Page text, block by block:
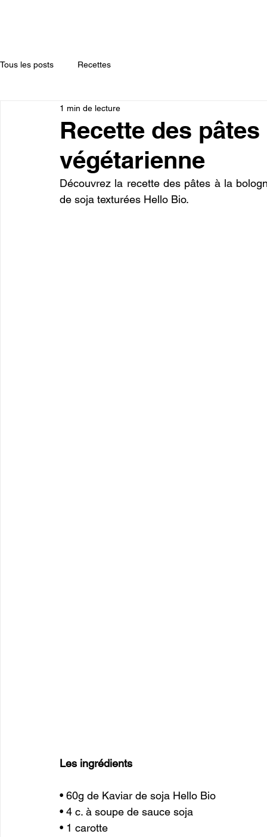
Tous les posts Recettes
Recette des
végétarienne
1 min de lecture
Découvrez la recette des pâtes à la
de soja texturées Hello Bio.
Les ingrédients
• 60g de Kaviar de soja Hello Bio
• 4 c. à soupe de sauce soja
• 1 carotte